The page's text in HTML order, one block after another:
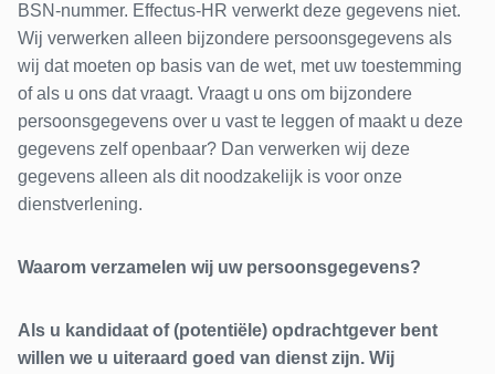
BSN-nummer. Effectus-HR verwerkt deze gegevens niet.
Wij verwerken alleen bijzondere persoonsgegevens als
wij dat moeten op basis van de wet, met uw toestemming
of als u ons dat vraagt. Vraagt u ons om bijzondere
persoonsgegevens over u vast te leggen of maakt u deze
gegevens zelf openbaar? Dan verwerken wij deze
gegevens alleen als dit noodzakelijk is voor onze
dienstverlening.
Waarom verzamelen wij uw persoonsgegevens?
Als u kandidaat of (potentiële) opdrachtgever bent
willen we u uiteraard goed van dienst zijn. Wij